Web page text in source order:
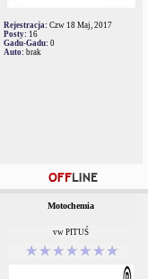
Rejestracja: Czw 18 Maj, 2017
Posty: 16
Gadu-Gadu: 0
Auto: brak
Motochemia
vw PITUŚ